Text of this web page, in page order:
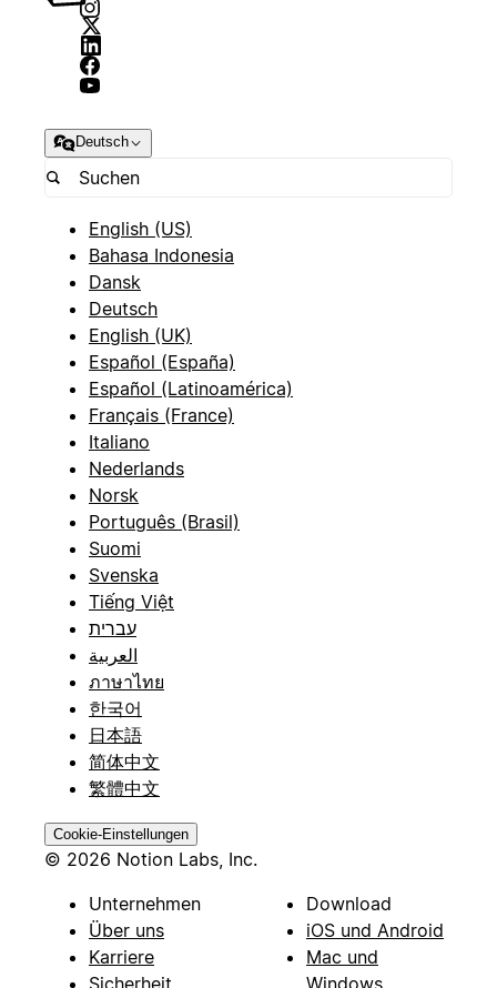
Deutsch
English (US)
Bahasa Indonesia
Dansk
Deutsch
English (UK)
Español (España)
Español (Latinoamérica)
Français (France)
Italiano
Nederlands
Norsk
Português (Brasil)
Suomi
Svenska
Tiếng Việt
עברית
العربية
ภาษาไทย
한국어
日本語
简体中文
繁體中文
Cookie-Einstellungen
© 2026 Notion Labs, Inc.
Unternehmen
Über uns
Karriere
Sicherheit
Download
iOS und Android
Mac und
Windows